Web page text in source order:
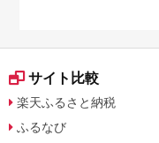
サイト比較
楽天ふるさと納税
ふるなび